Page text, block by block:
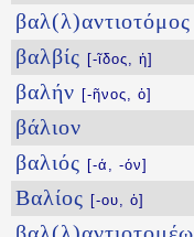
βαλ(λ)αντιοτόμος
βαλβίς [-ῖδος, ἡ]
βαλήν [-ῆνος, ὁ]
βάλιον
βαλιός [-ά, -όν]
Βαλίος [-ου, ὁ]